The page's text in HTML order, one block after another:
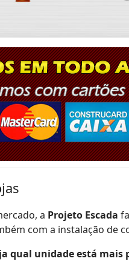
a Projeto Escada
com a instalação de
qual unidade está mais